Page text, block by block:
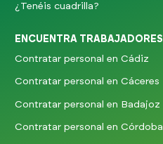
¿Tenéis cuadrilla?
ENCUENTRA TRABAJADORES
Contratar personal en Cádiz
Contratar personal en Cáceres
Contratar personal en Badajoz
Contratar personal en Córdoba